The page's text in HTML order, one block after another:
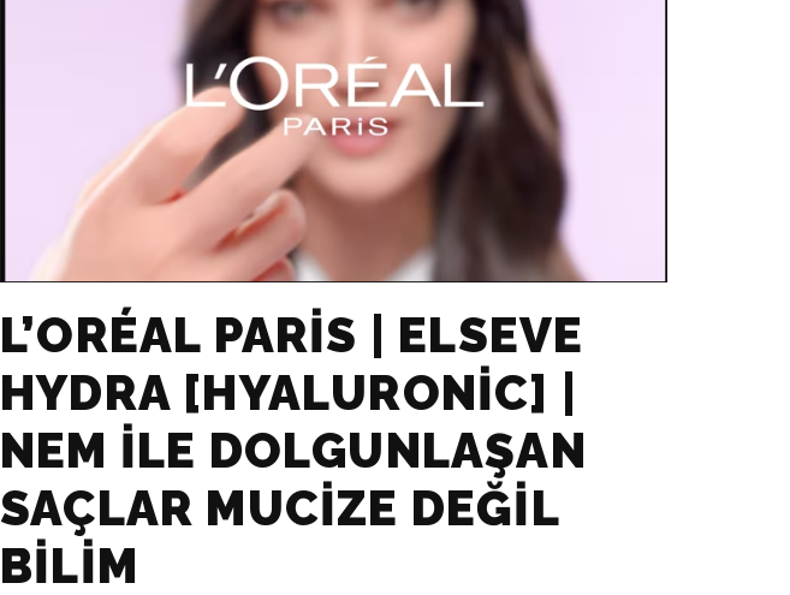
L’ORÉAL PARIS | ELSEVE
HYDRA [HYALURONIC] |
NEM ILE DOLGUNLAŞAN
SAÇLAR MUCIZE DEĞIL
BILIM